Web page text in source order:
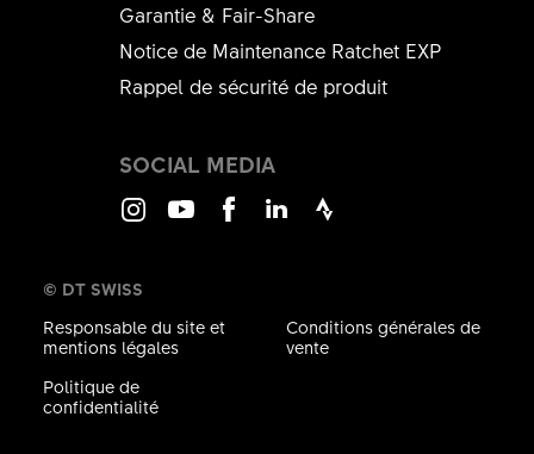
Garantie & Fair-Share
Notice de Maintenance Ratchet EXP
Rappel de sécurité de produit
SOCIAL MEDIA
© DT SWISS
Responsable du site et
mentions légales
Politique de
confidentialité
Conditions générales de
vente